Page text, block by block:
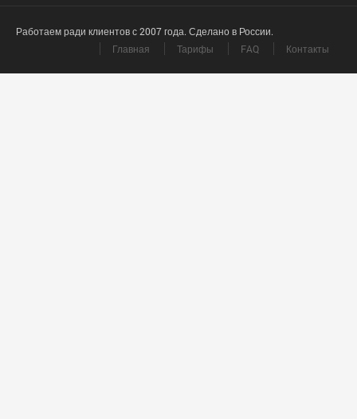
Работаем ради клиентов с 2007 года. Сделано в России.
Главная
Тарифы FAQ Контакты